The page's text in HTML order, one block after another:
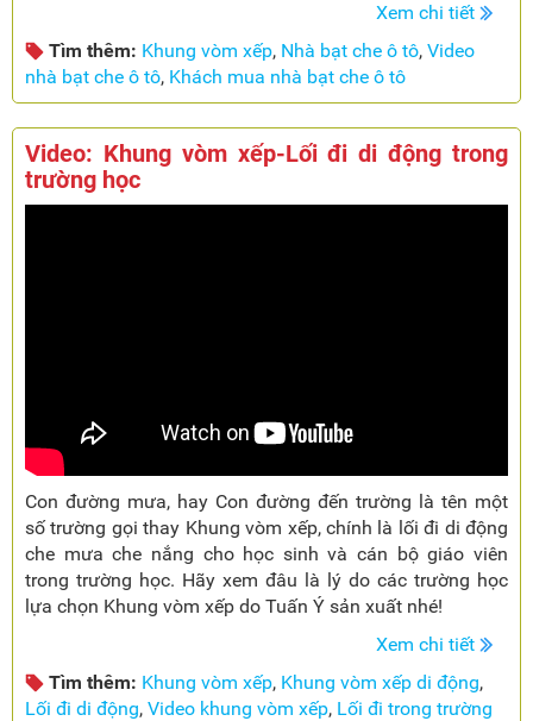
Xem chi tiết
Tìm thêm: Khung vòm xếp, Nhà bạt che ô tô, Video
nhà bạt che ô tô, Khách mua nhà bạt che ô tô
Video: Khung vòm xếp-Lối đi di động trong
trường học
Con đường mưa, hay Con đường đến trường là tên một
số trường gọi thay Khung vòm xếp, chính là lối đi di động
che mưa che nắng cho học sinh và cán bộ giáo viên
trong trường học. Hãy xem đâu là lý do các trường học
lựa chọn Khung vòm xếp do Tuấn Ý sản xuất nhé!
Xem chi tiết
Tìm thêm: Khung vòm xếp, Khung vòm xếp di động,
Lối đi di động, Video khung vòm xếp, Lối đi trong trường